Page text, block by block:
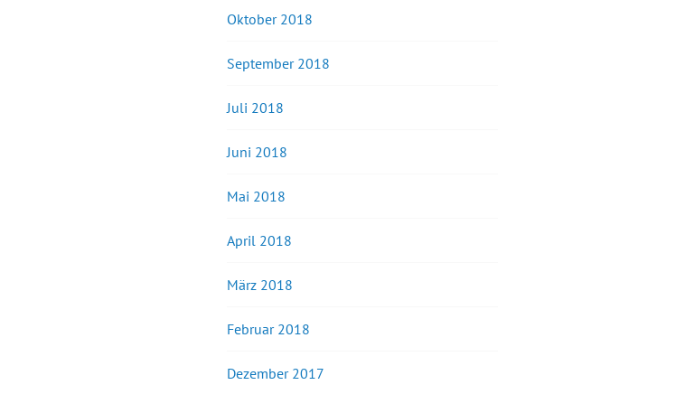
Oktober 2018
September 2018
Juli 2018
Juni 2018
Mai 2018
April 2018
März 2018
Februar 2018
Dezember 2017